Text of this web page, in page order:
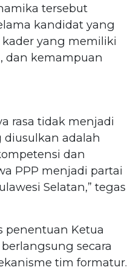
tersebut
kandidat yang
yang memiliki
dan kemampuan
rasa tidak menjadi
diusulkan adalah
dan
PPP menjadi partai
Selatan,” tegas
penentuan Ketua
secara
tim formatur.